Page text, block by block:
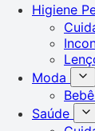
Higiene
Moda
Saúde